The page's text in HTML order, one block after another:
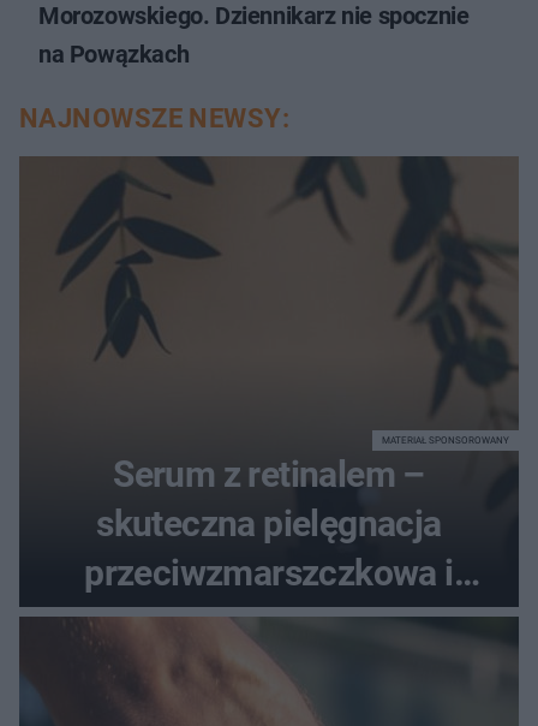
Morozowskiego. Dziennikarz nie spocznie
na Powązkach
NAJNOWSZE NEWSY:
Serum z retinalem –
skuteczna pielęgnacja
przeciwzmarszczkowa i
regenerująca
MATERIAŁ SPONSOROWANY